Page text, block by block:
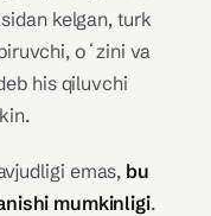
kelgan, turk
oʻzini va
his qiluvchi
emas, bu
mumkinligi.